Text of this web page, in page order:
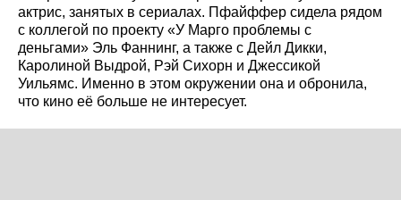
актрис, занятых в сериалах. Пфайффер сидела рядом
с коллегой по проекту «У Марго проблемы с
деньгами» Эль Фаннинг, а также с Дейл Дикки,
Каролиной Выдрой, Рэй Сихорн и Джессикой
Уильямс. Именно в этом окружении она и обронила,
что кино её больше не интересует.